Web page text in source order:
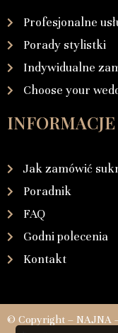
Profesjonalne
Porady stylistki
Indywidualne
Choose your
INFORMACJE
Jak zamówić
Poradnik
FAQ
Godni polecenia
Kontakt
© Copyright – NAJNA